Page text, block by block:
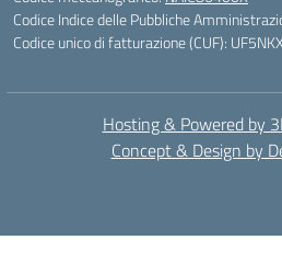
Codice Indice delle Pubbliche
Codice unico di fatturazione (CUF):
Hosting & Powered by
Concept & Design by